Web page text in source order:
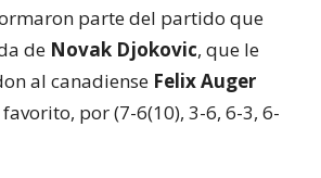
parte del partido que
de Novak Djokovic, que le
al canadiense Felix Auger
por (7-6(10), 3-6, 6-3, 6-